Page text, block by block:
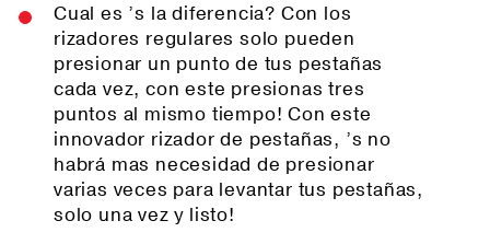
Cual es ’s la diferencia? Con los
rizadores regulares solo pueden
presionar un punto de tus pestañas
cada vez, con este presionas tres
puntos al mismo tiempo! Con este
innovador rizador de pestañas, ’s no
habrá mas necesidad de presionar
varias veces para levantar tus pestañas,
solo una vez y listo!